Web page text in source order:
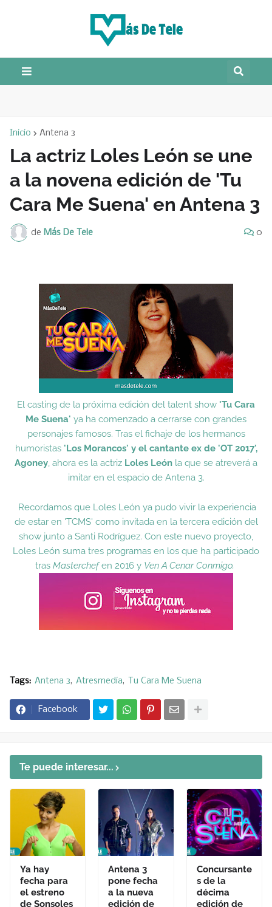
Inicio Antena 3
La actriz Loles León se une
a la novena edición de 'Tu
Cara Me Suena' en Antena 3
de Más De Tele 0
El casting de la próxima edición del talent show 'Tu Cara
Me Suena' ya ha comenzado a cerrarse con grandes
personajes famosos. Tras el fichaje de los hermanos
humoristas 'Los Morancos' y el cantante ex de 'OT 2017',
Agoney, ahora es la actriz Loles León la que se atreverá a
imitar en el espacio de Antena 3.
Recordamos que Loles León ya pudo vivir la experiencia
de estar en 'TCMS' como invitada en la tercera edición del
show junto a Santi Rodríguez. Con este nuevo proyecto,
Loles León suma tres programas en los que ha participado
tras Masterchefen 2016 y Ven A Cenar Conmigo.
Tags: Antena 3 Atresmedia Tu Cara Me Suena
Facebook
Te puede interesar...
Ya hay
fecha para
el estreno
de Sonsoles
Antena 3
pone fecha
a la nueva
edición de
Concursante
s de la
décima
edición de